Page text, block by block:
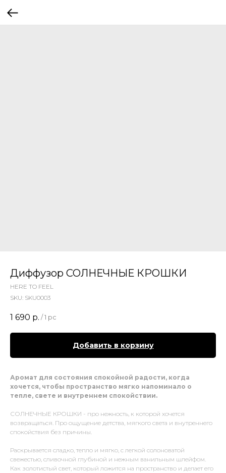
Диффузор СОЛНЕЧНЫЕ КРОШКИ
HERE TO FEEL
SKU: SKU0003
1 690 р. / 1 pc
Добавить в корзину
Аромат для состояния спокойной радости, когда
хочется, чтобы пространство мягко напоминало о
тепле, свете и внутреннем спокойствии.
СОЛНЕЧНЫЕ КРОШКИ - про нежность, к которой хочется
возвращаться. Про ощущение детства, мягкого света и внутреннего
спокойствия без причины.
Раскрывается сладко, тепло и мягко, с легкой солоноватой
свежестью, сливочной глубиной и нежным ванильным шлейфом.
Как золотистый свет, который ложится на пространство и делает его